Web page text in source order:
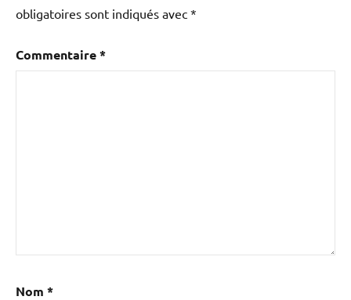
obligatoires sont indiqués avec *
Commentaire*
Nom *